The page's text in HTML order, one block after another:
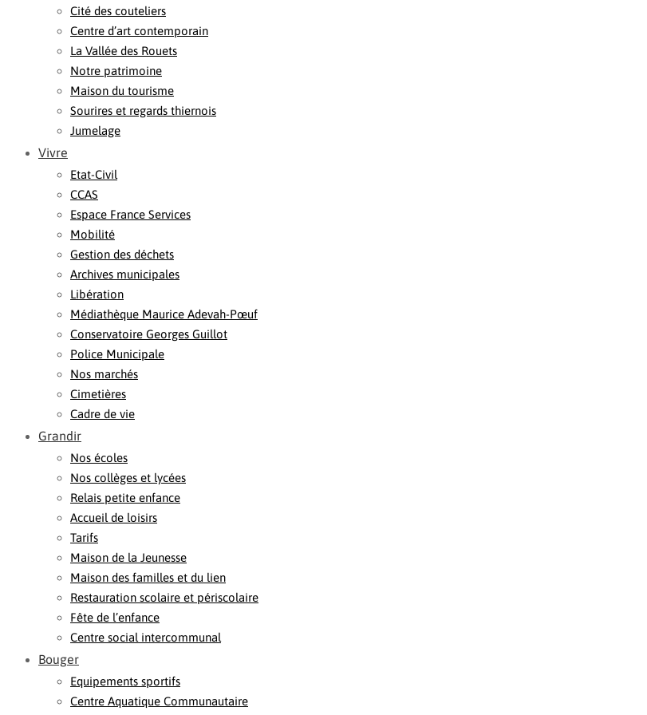
Cité des couteliers
Centre d’art contemporain
La Vallée des Rouets
Notre patrimoine
Maison du tourisme
Sourires et regards thiernois
Jumelage
Vivre
Etat-Civil
CCAS
Espace France Services
Mobilité
Gestion des déchets
Archives municipales
Libération
Médiathèque Maurice Adevah-Pœuf
Conservatoire Georges Guillot
Police Municipale
Nos marchés
Cimetières
Cadre de vie
Grandir
Nos écoles
Nos collèges et lycées
Relais petite enfance
Accueil de loisirs
Tarifs
Maison de la Jeunesse
Maison des familles et du lien
Restauration scolaire et périscolaire
Fête de l’enfance
Centre social intercommunal
Bouger
Equipements sportifs
Centre Aquatique Communautaire